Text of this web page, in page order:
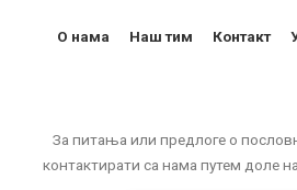
За питања или предлоге о
контактирати са нама путем доле
О нама Наш тим Контакт